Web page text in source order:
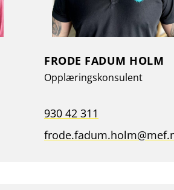
FRODE FADUM HOLM
Opplæringskonsulent
930 42 311